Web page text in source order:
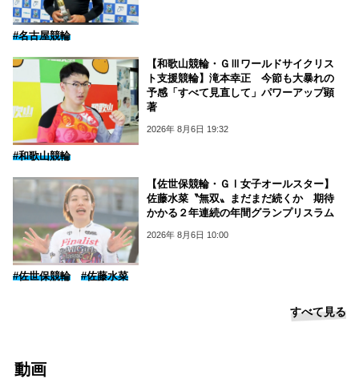
#名古屋競輪
【和歌山競輪・ＧⅢワールドサイクリス
ト支援競輪】滝本幸正 今節も大暴れの
予感「すべて見直して」パワーアップ顕
著
2026年 8月6日 19:32
#和歌山競輪
【佐世保競輪・ＧⅠ女子オールスター】
佐藤水菜〝無双〟まだまだ続くか 期待
かかる２年連続の年間グランプリスラム
2026年 8月6日 10:00
#佐世保競輪 #佐藤水菜
すべて見る
動画